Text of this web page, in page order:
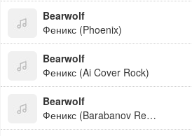
Bearwolf
Феникс (Phoenix)
Bearwolf
Феникс (Ai Cover Rock)
Bearwolf
Феникс (Barabanov Remix)